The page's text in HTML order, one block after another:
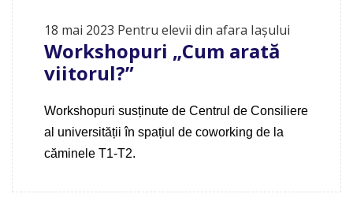
18 mai 2023 Pentru elevii din afara Iașului
Workshopuri „Cum arată
viitorul?”
Workshopuri susținute de Centrul de Consiliere
al universității în spațiul de coworking de la
căminele T1-T2.